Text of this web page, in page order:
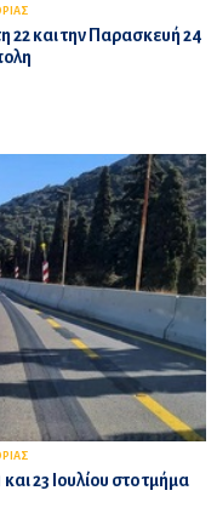
22 και την Παρασκευή 24
23 Ιουλίου στο τμήμα